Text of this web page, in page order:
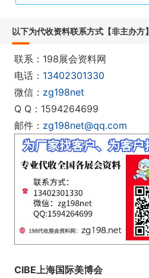
以下为代收资料联系方式【非主办方】
联系：198展会资料网
电话： 13402301330
微信： zg198net
Q Q：1594264699
邮件： zg198net@qq.com
CIBE上海国际美博会